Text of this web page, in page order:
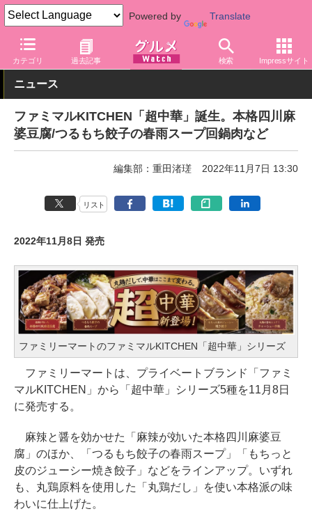
Powered by Translate
カテゴリ 過去記事 検索 Impressサイト
グルメ Watch 店舗 コンビニ ファミリーマート
ニュース
ファミマルKITCHEN「超中華」誕生。本格四川麻
婆豆腐/つるもち餃子の春雨スープ回鍋肉など
編集部：重田渚瑳 2022年11月7日 13:30
リスト
2022年11月8日 発売
ファミリーマートのファミマルKITCHEN「超中華」シリーズ
ファミリーマートは、プライベートブランド「ファミ
マルKITCHEN」から「超中華」シリーズ5種を11月8日
に発売する。
麻辣と醤を効かせた「麻辣が効いた本格四川麻婆豆
腐」のほか、「つるもち餃子の春雨スープ」「もちっと
皮のジューシー焼き餃子」などをラインアップ。いずれ
も、丸鶏原料を使用した「丸鶏だし」を使い本格派の味
わいに仕上げた。